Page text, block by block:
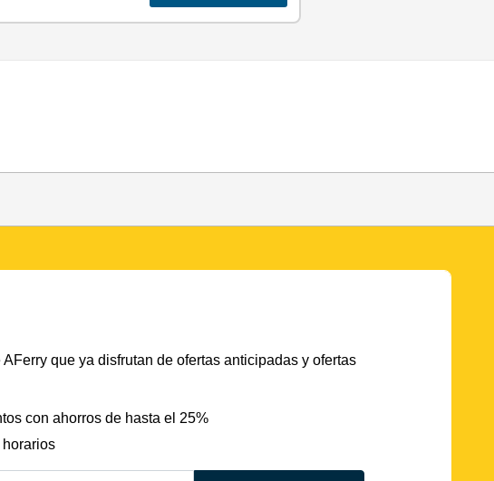
que ya disfrutan de ofertas anticipadas y ofertas
con ahorros de hasta el 25%